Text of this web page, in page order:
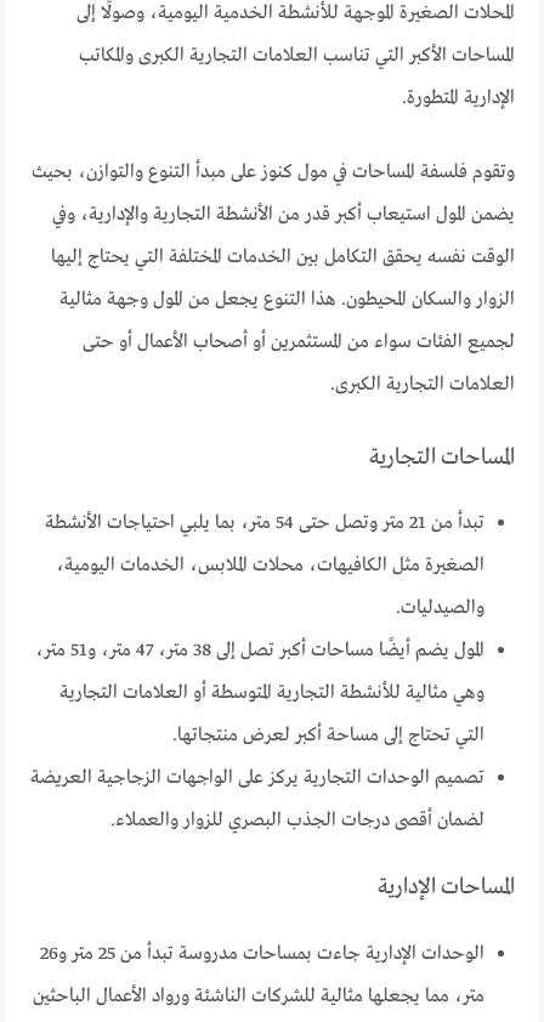
المحلات الصغيرة الموجهة للأنشطة الخدمية اليومية، وصولًا إلى
المساحات الأكبر التي تناسب العلامات التجارية الكبرى والمكاتب
الإدارية المتطورة.
وتقوم فلسفة المساحات في مول كنوز على مبدأ التنوع والتوازن، بحيث
يضمن المول استيعاب أكبر قدر من الأنشطة التجارية والإدارية، وفي
الوقت نفسه يحقق التكامل بين الخدمات المختلفة التي يحتاج إليها
الزوار والسكان المحيطون. هذا التنوع يجعل من المول وجهة مثالية
لجميع الفئات سواء من المستثمرين أو أصحاب الأعمال أو حتى
العلامات التجارية الكبرى.
المساحات التجارية
تبدأ من 21 متر وتصل حتى 54 متر، بما يلبي احتياجات الأنشطة
الصغيرة مثل الكافيهات، محلات الملابس، الخدمات اليومية،
والصيدليات.
المول يضم أيضًا مساحات أكبر تصل إلى 38 متر، 47 متر، و51 متر،
وهي مثالية للأنشطة التجارية المتوسطة أو العلامات التجارية
التي تحتاج إلى مساحة أكبر لعرض منتجاتها.
تصميم الوحدات التجارية يركز على الواجهات الزجاجية العريضة
لضمان أقصى درجات الجذب البصري للزوار والعملاء.
المساحات الإدارية
الوحدات الإدارية جاءت بمساحات مدروسة تبدأ من 25 متر و26
متر، مما يجعلها مثالية للشركات الناشئة ورواد الأعمال الباحثين